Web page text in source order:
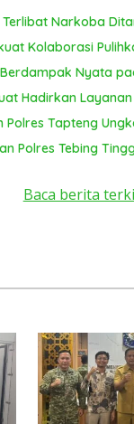
Narkoba
Kolaborasi
Nyata
Hadirkan
Polres Tapteng
Polres Tebing
Baca berita